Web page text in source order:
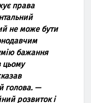
права
не може бути
бажання
цьому
голова. —
розвиток і